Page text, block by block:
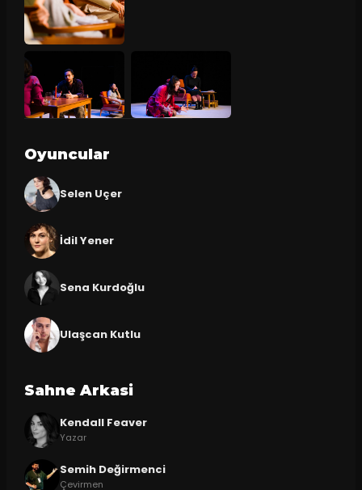
Oyuncular
Selen Uçer
İdil Yener
Sena Kurdoğlu
Ulaşcan Kutlu
Sahne Arkasi
Kendall Feaver
Yazar
Semih Değirmenci
Çevirmen